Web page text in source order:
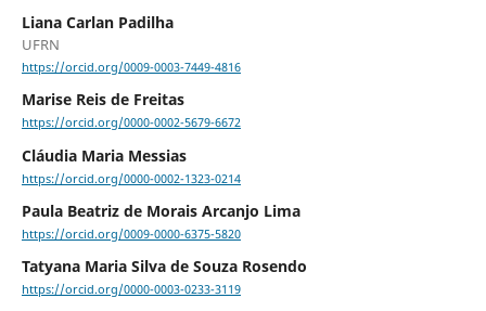
Liana Carlan Padilha
UFRN
https://orcid.org/0009-0003-7449-4816
Marise Reis de Freitas
https://orcid.org/0000-0002-5679-6672
Cláudia Maria Messias
https://orcid.org/0000-0002-1323-0214
Paula Beatriz de Morais Arcanjo Lima
https://orcid.org/0009-0000-6375-5820
Tatyana Maria Silva de Souza Rosendo
https://orcid.org/0000-0003-0233-3119